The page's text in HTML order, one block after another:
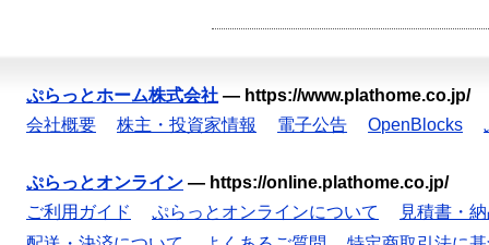
ぷらっとホーム株式会社 — https://www.plathome.co.jp/
会社概要
株主・投資家情報 電子公告 OpenBlocks
ぷらっとオンライン — https://online.plathome.co.jp/
ご利用ガイド
ぷらっとオンラインについて
見積書・